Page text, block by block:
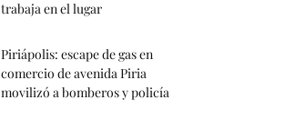
trabaja en el lugar
Piriápolis: escape de gas en
comercio de avenida Piria
movilizó a bomberos y policía